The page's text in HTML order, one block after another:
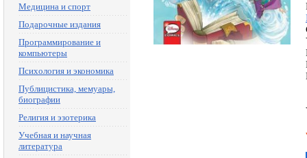
Медицина и спорт
Подарочные издания
Программирование и
компьютеры
Психология и экономика
Публицистика, мемуары,
биографии
Религия и эзотерика
Учебная и научная
литература